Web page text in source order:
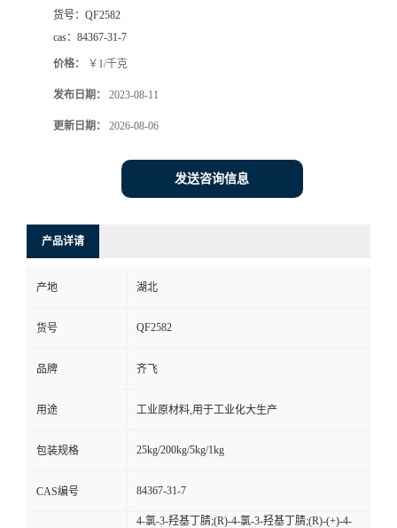
货号： QF2582
cas： 84367-31-7
价格： ￥1/千克
发布日期： 2023-08-11
更新日期： 2026-08-06
发送咨询信息
产品详请
产地 湖北
货号 QF2582
品牌 齐飞
用途 工业原材料,用于工业化大生产
包装规格 25kg/200kg/5kg/1kg
CAS编号 84367-31-7
4-氯-3-羟基丁腈;(R)-4-氯-3-羟基丁腈;(R)-(+)-4-